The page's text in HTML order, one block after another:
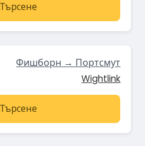
Търсене
Фишборн → Портсмут
Wightlink
Търсене